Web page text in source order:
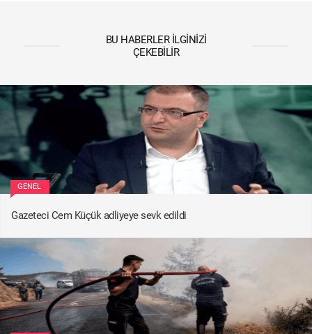
BU HABERLER İLGINIZI
ÇEKEBILIR
GENEL
Gazeteci Cem Küçük adliyeye sevk edildi